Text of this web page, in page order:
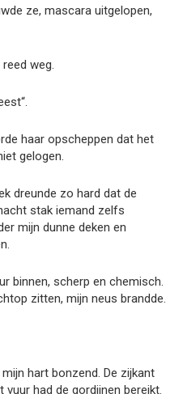
ze, mascara uitgelopen,
weg.
haar opscheppen dat het
gelogen.
dreunde zo hard dat de
stak iemand zelfs
mijn dunne deken en
binnen, scherp en chemisch.
zitten, mijn neus brandde.
hart bonzend. De zijkant
had de gordijnen bereikt.